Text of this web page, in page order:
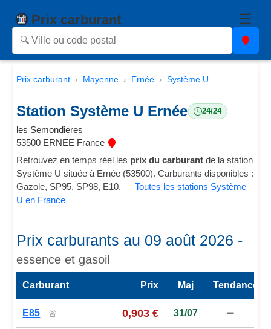
Prix carburant ☰
Prix carburant Mayenne Ernée Système U
Station Système U Ernée 24/24
les Semondieres
53500 ERNEE France
Retrouvez en temps réel les prix du carburant de la station
Système U située à Ernée (53500). Carburants disponibles :
Gazole, SP95, SP98, E10. —Toutes les stations Système
U en France
Prix carburants au 09 août 2026 -
essence et gasoil
Carburant Prix Maj Tendance
E85 🚨 0,903 € 31/07 ➖